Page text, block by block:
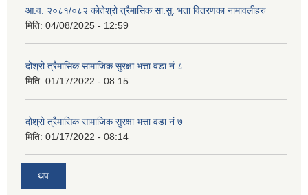
आ.व. २०८१/०८२ कोतेश्रो त्रैमासिक सा.सु. भता वितरणका नामावलीहरु
मिति: 04/08/2025 - 12:59
दोश्रो त्रैमासिक सामाजिक सुरक्षा भत्ता वडा नं ८
मिति: 01/17/2022 - 08:15
दोश्रो त्रैमासिक सामाजिक सुरक्षा भत्ता वडा नं ७
मिति: 01/17/2022 - 08:14
थप